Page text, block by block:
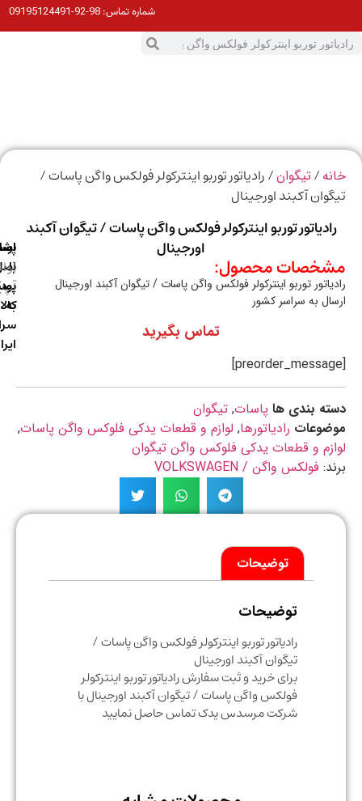
شماره تماس:98-92-09195124491
/تیگوان/ رادیاتور توربو اینترکولر فولکس واگن پاسات /
آکبند اورجینال
توربو اینترکولر فولکس واگن پاسات / تیگوان آکبند
اورجینال
محصول:
توربو اینترکولر فولکس واگن پاسات / تیگوان آکبند اورجینال
به سراسر کشور
تماس بگیرید
بندی ها پاسات,تیگوان
رادیاتورها,لوازم و قطعات یدکی فلوکس واگن پاسات,
و قطعات یدکی فلوکس واگن تیگوان
فولکس واگن / VOLKSWAGEN
سراسر
اصالت
پشتیبانی
(واتس
توضیحات
توضیحات
رادیاتور توربو اینترکولر فولکس واگن پاسات /
تیگوان آکبند اورجینال
برای خرید و ثبت سفارش رادیاتور توربو اینترکولر
فولکس واگن پاسات / تیگوان آکبند اورجینال با
شرکت مرسدس یدک تماس حاصل نمایید